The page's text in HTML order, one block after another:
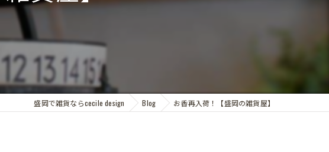
盛岡で雑貨ならcecile design Blog お香再入荷！【盛岡の雑貨屋】